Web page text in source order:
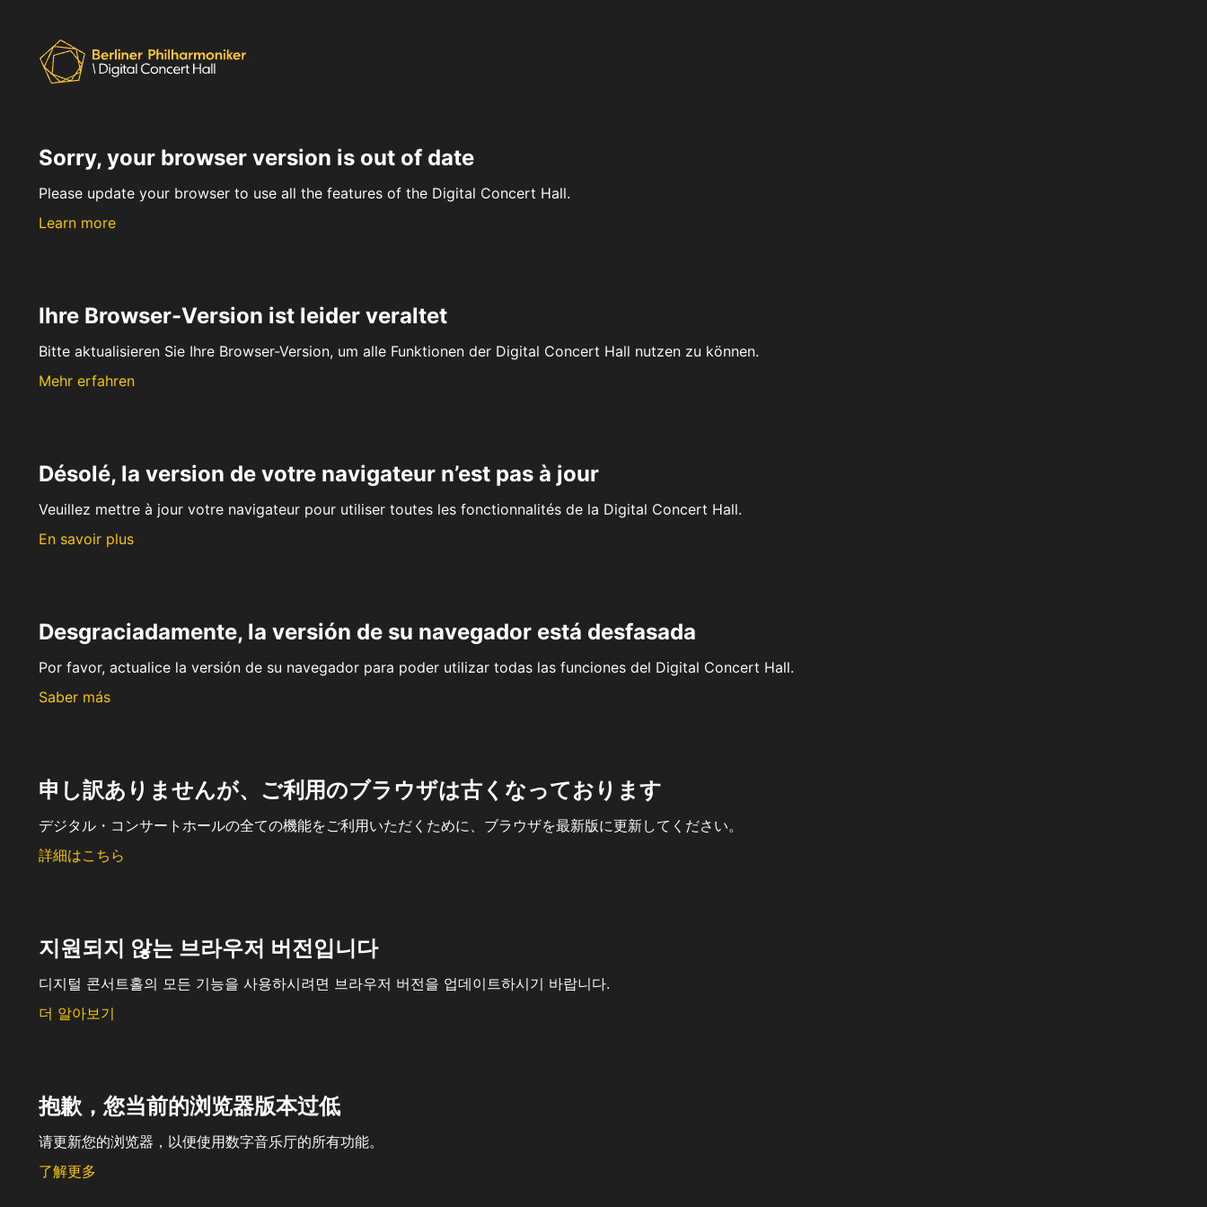
Sorry, your browser version is out of date
Please update your browser to use all the features of the Digital Concert Hall.
Learn more
Ihre Browser-Version ist leider veraltet
Bitte aktualisieren Sie Ihre Browser-Version, um alle Funktionen der Digital Concert Hall nutzen zu können.
Mehr erfahren
Désolé, la version de votre navigateur n’est pas à jour
Veuillez mettre à jour votre navigateur pour utiliser toutes les fonctionnalités de la Digital Concert Hall.
En savoir plus
Desgraciadamente, la versión de su navegador está desfasada
Por favor, actualice la versión de su navegador para poder utilizar todas las funciones del Digital Concert Hall.
Saber más
申し訳ありませんが、ご利用のブラウザは古くなっております
デジタル・コンサートホールの全ての機能をご利用いただくために、ブラウザを最新版に更新してください。
詳細はこちら
지원되지 않는 브라우저 버전입니다
디지털 콘서트홀의 모든 기능을 사용하시려면 브라우저 버전을 업데이트하시기 바랍니다.
더 알아보기
抱歉，您当前的浏览器版本过低
请更新您的浏览器，以便使用数字音乐厅的所有功能。
了解更多